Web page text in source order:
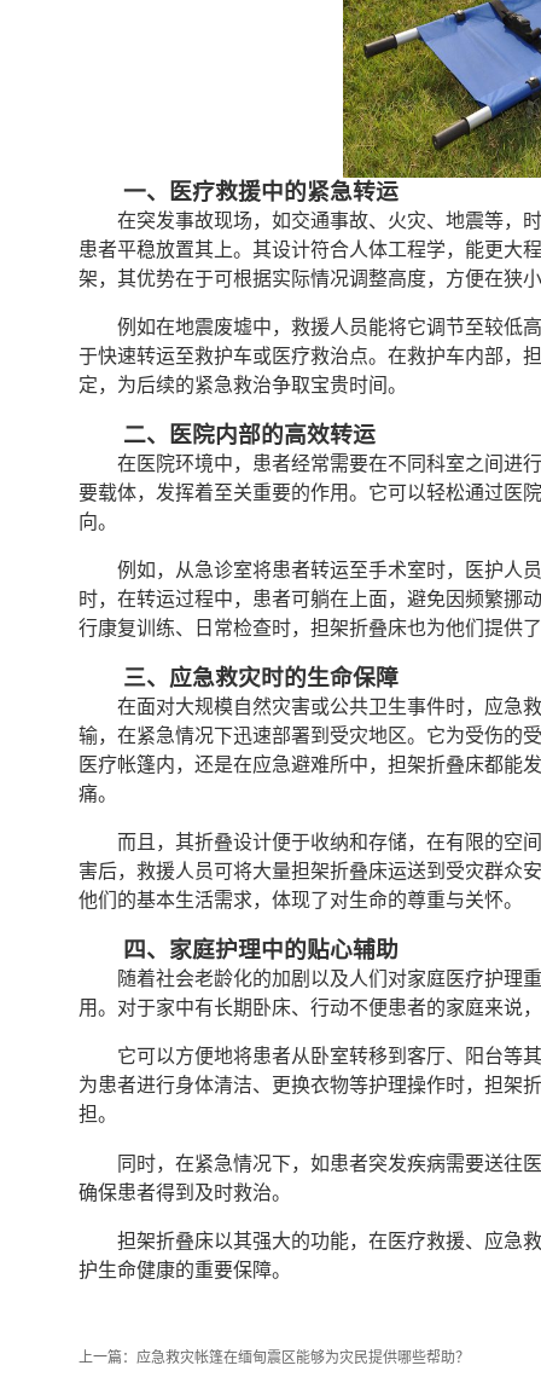
一、医疗救援中的紧急转运
在突发事故现场，如交通事故、火灾、地震等，
患者平稳放置其上。其设计符合人体工程学，能更大
架，其优势在于可根据实际情况调整高度，方便在狭
例如在地震废墟中，救援人员能将它调节至较低
于快速转运至救护车或医疗救治点。在救护车内部，
定，为后续的紧急救治争取宝贵时间。
二、医院内部的高效转运
在医院环境中，患者经常需要在不同科室之间进
要载体，发挥着至关重要的作用。它可以轻松通过医
向。
例如，从急诊室将患者转运至手术室时，医护人
时，在转运过程中，患者可躺在上面，避免因频繁挪
行康复训练、日常检查时，担架折叠床也为他们提供
三、应急救灾时的生命保障
在面对大规模自然灾害或公共卫生事件时，应急
输，在紧急情况下迅速部署到受灾地区。它为受伤的
医疗帐篷内，还是在应急避难所中，担架折叠床都能
痛。
而且，其折叠设计便于收纳和存储，在有限的空
害后，救援人员可将大量担架折叠床运送到受灾群众
他们的基本生活需求，体现了对生命的尊重与关怀。
四、家庭护理中的贴心辅助
随着社会老龄化的加剧以及人们对家庭医疗护理
用。对于家中有长期卧床、行动不便患者的家庭来说
它可以方便地将患者从卧室转移到客厅、阳台等
为患者进行身体清洁、更换衣物等护理操作时，担架
担。
同时，在紧急情况下，如患者突发疾病需要送往
确保患者得到及时救治。
担架折叠床以其强大的功能，在医疗救援、应急
护生命健康的重要保障。
上一篇： 应急救灾帐篷在缅甸震区能够为灾民提供哪些帮助？